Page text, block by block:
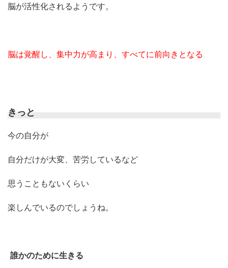
脳が活性化されるようです。
脳は覚醒し、集中力が高まり、すべてに前向きとなる
きっと
今の自分が
自分だけが大変、苦労しているなど
思うこともないくらい
楽しんでいるのでしょうね。
誰かのために生きる